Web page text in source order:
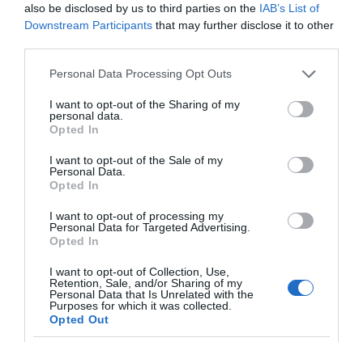
also be disclosed by us to third parties on the IAB’s List of
Downstream Participants that may further disclose it to other
Please note that this website/app uses one or more Google
not limited to your visit or usage behaviour. You may click to
grant or deny consent to Google and its third-party tags to
use your data for below specified purposes in below Google
consent section.
Personal Data Processing Opt Outs
I want to opt-out of the Sharing of my
personal data.
Opted In
I want to opt-out of the Sale of my
Personal Data.
Opted In
I want to opt-out of processing my
Personal Data for Targeted Advertising.
Opted In
I want to opt-out of Collection, Use,
Retention, Sale, and/or Sharing of my
Personal Data that Is Unrelated with the
Purposes for which it was collected.
Opted Out
Ενημέρωσης. Σε μια εφ’ όλης της ύλης
συνέντευξη στον Βασίλη Κουφόπουλο, αναλύει
το χρονοδιάγραμμα για τις περιφερειακές και
ραδιοφωνικές άδειες, το πακέτο στήριξης των 80
πρωτοβουλία για την άρση της ανωνυμίας στο